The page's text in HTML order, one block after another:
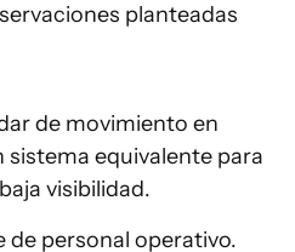
planteadas
de movimiento en
sistema equivalente para
visibilidad.
personal operativo.